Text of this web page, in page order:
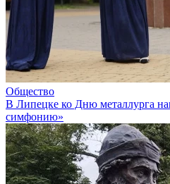
Общество
В Липецке ко Дню металлурга
симфонию»